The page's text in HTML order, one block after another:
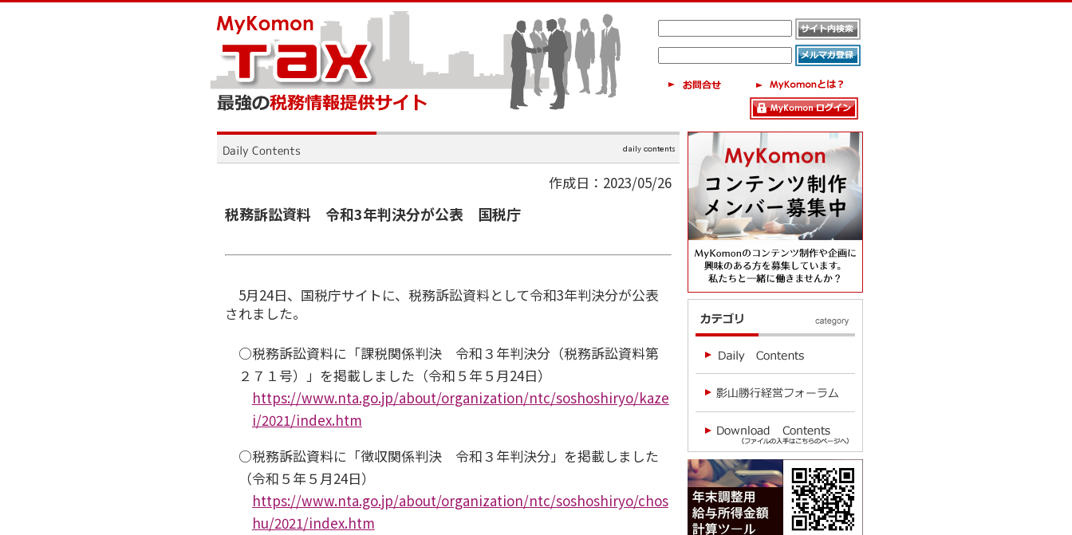
作成日：2023/05/26
税務訴訟資料 令和3年判決分が公表 国税庁
5月24日、国税庁サイトに、税務訴訟資料として令和3年判決分が公表
されました。
○税務訴訟資料に「課税関係判決 令和３年判決分（税務訴訟資料第
２７１号）」を掲載しました（令和５年５月24日）
https://www.nta.go.jp/about/organization/ntc/soshoshiryo/kaze
i/2021/index.htm
○税務訴訟資料に「徴収関係判決 令和３年判決分」を掲載しました
（令和５年５月24日）
https://www.nta.go.jp/about/organization/ntc/soshoshiryo/chos
hu/2021/index.htm